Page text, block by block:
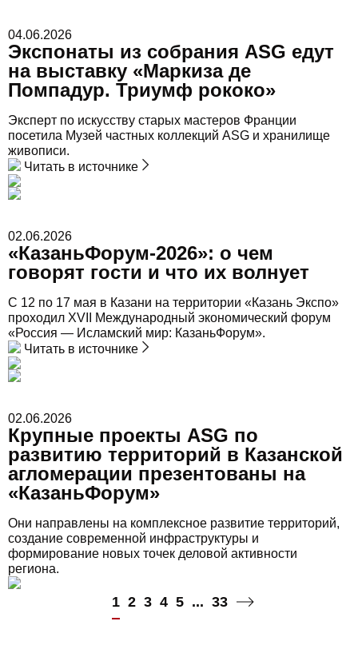
04.06.2026
Экспонаты из собрания ASG едут
на выставку «Маркиза де
Помпадур. Триумф рококо»
Эксперт по искусству старых мастеров Франции
посетила Музей частных коллекций ASG и хранилище
живописи.
Читать в источнике
02.06.2026
«КазаньФорум-2026»: о чем
говорят гости и что их волнует
С 12 по 17 мая в Казани на территории «Казань Экспо»
проходил XVII Международный экономический форум
«Россия — Исламский мир: КазаньФорум».
Читать в источнике
02.06.2026
Крупные проекты ASG по
развитию территорий в Казанской
агломерации презентованы на
«КазаньФорум»
Они направлены на комплексное развитие территорий,
создание современной инфраструктуры и
формирование новых точек деловой активности
региона.
1 2 3 4 5 ... 33